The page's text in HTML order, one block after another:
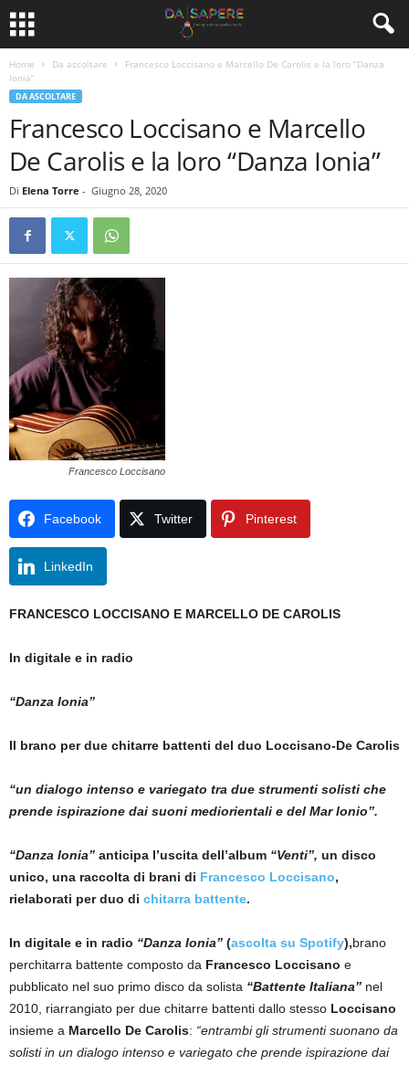
Home Da ascoltare
Francesco Loccisano e Marcello De Carolis e la loro “Danza
Ionia”
DA ASCOLTARE
Francesco Loccisano e Marcello
De Carolis e la loro “Danza Ionia”
Di Elena Torre - Giugno 28, 2020
Francesco Loccisano
Facebook Twitter Pinterest
LinkedIn
FRANCESCO LOCCISANO E MARCELLO DE CAROLIS
In digitale e in radio
“Danza Ionia”
Il brano per due chitarre battenti del duo Loccisano-De Carolis
“un dialogo intenso e variegato tra due strumenti solisti che
prende ispirazione dai suoni mediorientali e del Mar Ionio”.
“Danza Ionia” anticipa l’uscita dell’album “Venti”, un disco
unico, una raccolta di brani di Francesco Loccisano,
rielaborati per duo di chitarra battente.
In digitale e in radio “Danza Ionia” (ascolta su Spotify),brano
perchitarra battente composto da Francesco Loccisano e
pubblicato nel suo primo disco da solista “Battente Italiana” nel
2010, riarrangiato per due chitarre battenti dallo stesso Loccisano
insieme a Marcello De Carolis: “entrambi gli strumenti suonano da
solisti in un dialogo intenso e variegato che prende ispirazione dai